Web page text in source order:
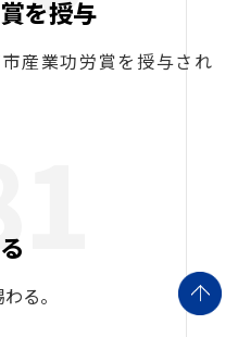
を授与
産業功労賞を授与され
る。